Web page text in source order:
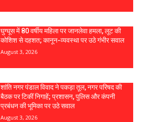
घुग्घूस में 80 वर्षीय महिला पर जानलेवा हमला, लूट की
कोशिश से दहशत; कानून-व्यवस्था पर उठे गंभीर सवाल
August 3, 2026
शांति नगर पंडाल विवाद ने पकड़ा तूल, नगर परिषद की
बैठक पर टिकीं निगाहें; प्रशासन, पुलिस और कंपनी
प्रबंधन की भूमिका पर उठे सवाल
August 3, 2026